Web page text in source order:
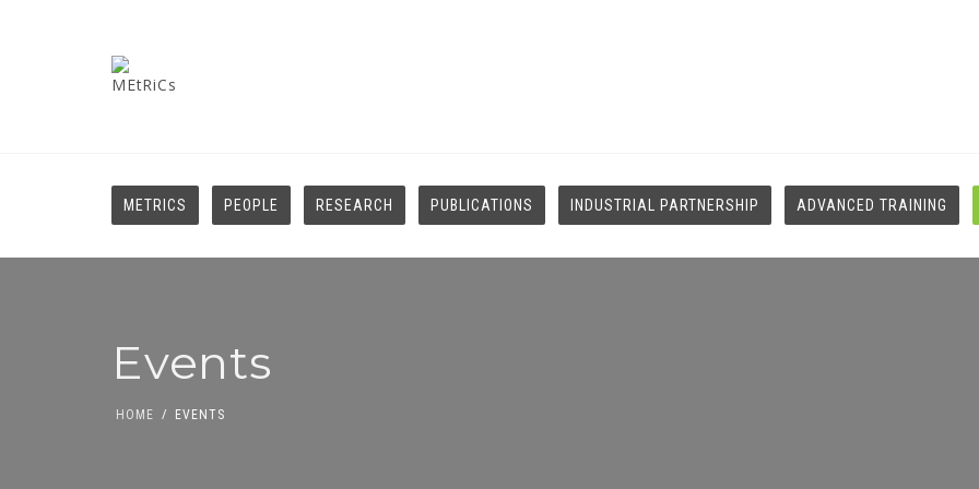
METRICS PEOPLE RESEARCH PUBLICATIONS INDUSTRIAL PARTNERSHIP ADVANCED TRAINING
Events
HOME EVENTS